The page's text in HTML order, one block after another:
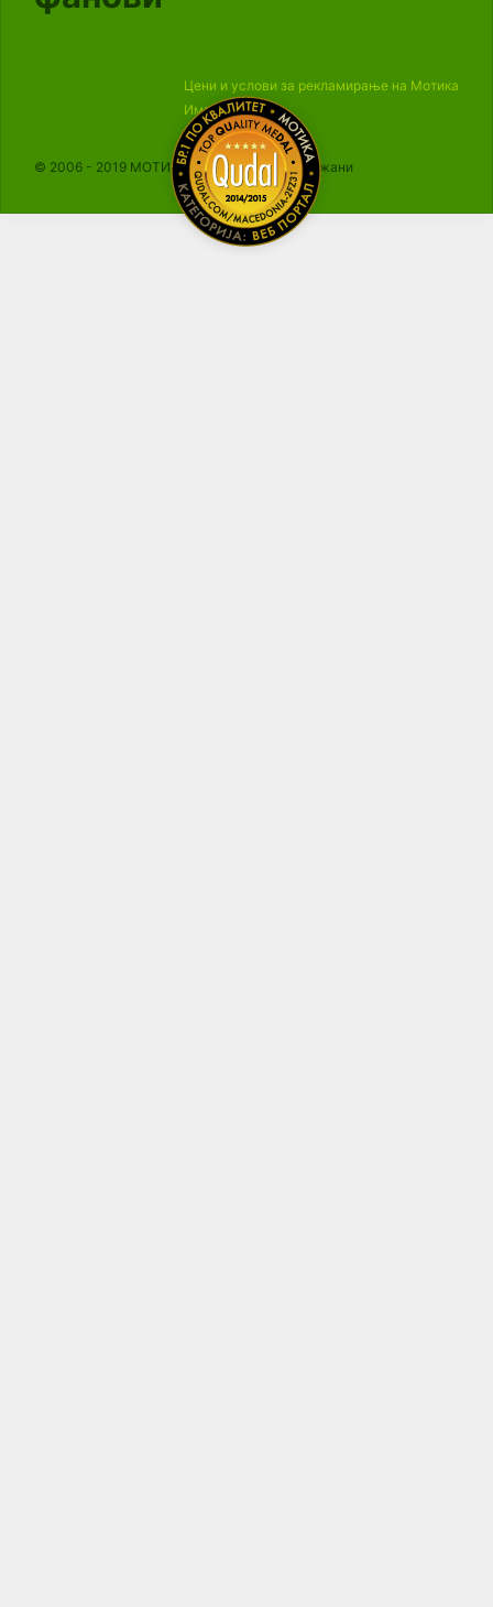
Цени и услови за рекламирање на Мотика
Импресум
© 2006 - 2019 МОТИКА, Сите права се задржани